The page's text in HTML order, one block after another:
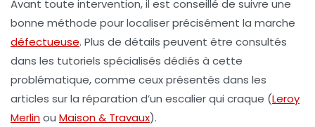
Avant toute intervention, il est conseillé de suivre une
bonne méthode pour localiser précisément la marche
défectueuse. Plus de détails peuvent être consultés
dans les tutoriels spécialisés dédiés à cette
problématique, comme ceux présentés dans les
articles sur la réparation d’un escalier qui craque (Leroy
Merlinou Maison & Travaux).